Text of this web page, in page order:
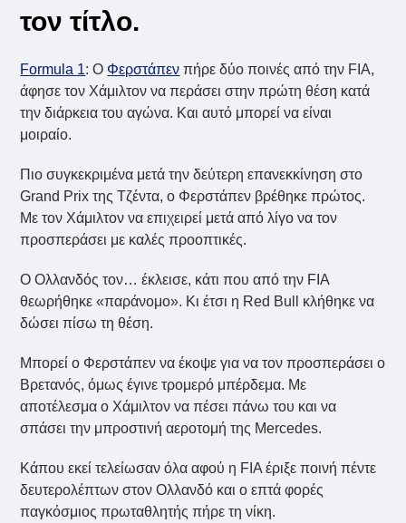
τον τίτλο.
Formula 1: Ο Φερστάπεν πήρε δύο ποινές από την FIA,
άφησε τον Χάμιλτον να περάσει στην πρώτη θέση κατά
την διάρκεια του αγώνα. Και αυτό μπορεί να είναι
μοιραίο.
Πιο συγκεκριμένα μετά την δεύτερη επανεκκίνηση στο
Grand Prix της Τζέντα, ο Φερστάπεν βρέθηκε πρώτος.
Με τον Χάμιλτον να επιχειρεί μετά από λίγο να τον
προσπεράσει με καλές προοπτικές.
Ο Ολλανδός τον… έκλεισε, κάτι που από την FIA
θεωρήθηκε «παράνομο». Κι έτσι η Red Bull κλήθηκε να
δώσει πίσω τη θέση.
Μπορεί ο Φερστάπεν να έκοψε για να τον προσπεράσει ο
Βρετανός, όμως έγινε τρομερό μπέρδεμα. Με
αποτέλεσμα ο Χάμιλτον να πέσει πάνω του και να
σπάσει την μπροστινή αεροτομή της Mercedes.
Κάπου εκεί τελείωσαν όλα αφού η FIA έριξε ποινή πέντε
δευτερολέπτων στον Ολλανδό και ο επτά φορές
παγκόσμιος πρωταθλητής πήρε τη νίκη.